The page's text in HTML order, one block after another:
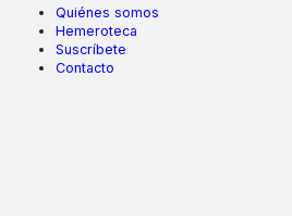
Quiénes somos
Hemeroteca
Suscríbete
Contacto